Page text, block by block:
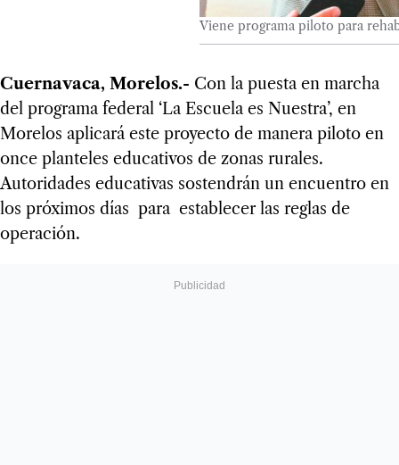
Viene programa piloto para
Cuernavaca, Morelos.- Con la puesta en marcha
del programa federal ‘La Escuela es Nuestra’, en
Morelos aplicará este proyecto de manera piloto en
once planteles educativos de zonas rurales.
Autoridades educativas sostendrán un encuentro en
los próximos días para establecer las reglas de
operación.